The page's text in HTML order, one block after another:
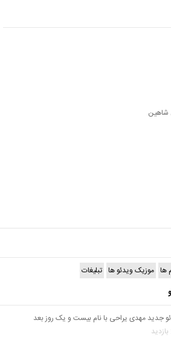
شاهین
ها موزیک ویدئو ها تبلیغات
جدید مهدی یراحی با نام بیست و یک روز بعد